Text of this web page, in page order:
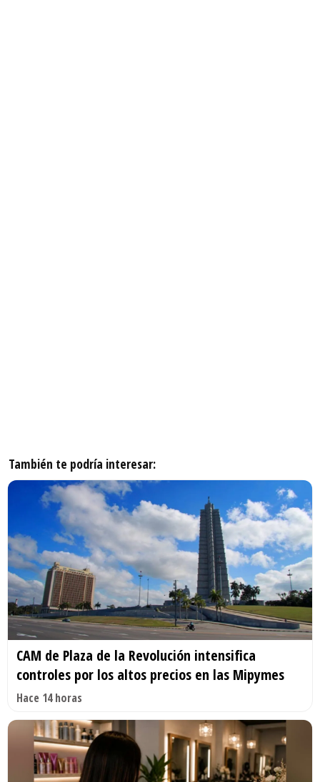
También te podría interesar:
CAM de Plaza de la Revolución intensifica
controles por los altos precios en las Mipymes
Hace 14 horas